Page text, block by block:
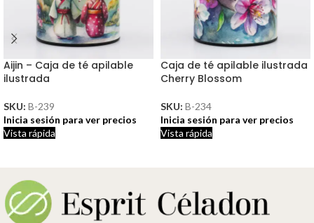
Aijin – Caja de té apilable
ilustrada
SKU: B-239
Inicia sesión para ver precios
Vista rápida
Caja de té apilable ilustrada
Cherry Blossom
SKU: B-234
Inicia sesión para ver precios
Vista rápida